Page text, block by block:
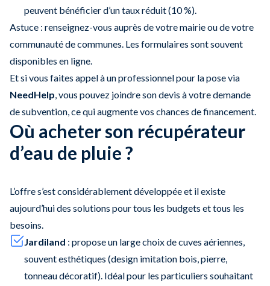
peuvent bénéficier d’un taux réduit (10 %).
Astuce : renseignez-vous auprès de votre mairie ou de votre
communauté de communes. Les formulaires sont souvent
disponibles en ligne.
Et si vous faites appel à un professionnel pour la pose via
NeedHelp, vous pouvez joindre son devis à votre demande
de subvention, ce qui augmente vos chances de financement.
Où acheter son récupérateur
d’eau de pluie ?
L’offre s’est considérablement développée et il existe
aujourd’hui des solutions pour tous les budgets et tous les
besoins.
Jardiland : propose un large choix de cuves aériennes,
souvent esthétiques (design imitation bois, pierre,
tonneau décoratif). Idéal pour les particuliers souhaitant